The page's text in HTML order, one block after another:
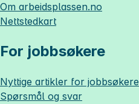
Om arbeidsplassen.no
Nettstedkart
For jobbsøkere
Nyttige artikler for jobbsøkere
Spørsmål og svar